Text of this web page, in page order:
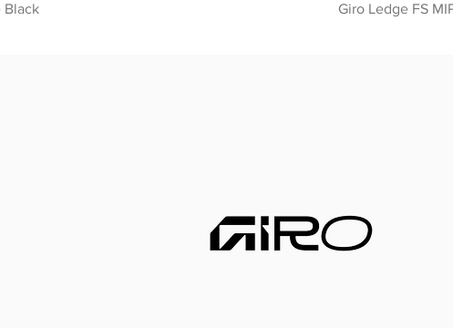
Black Giro Ledge FS